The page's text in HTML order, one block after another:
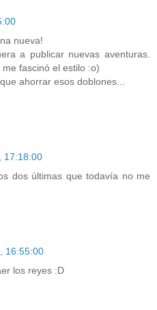
nueva!
a publicar nuevas aventuras.
fascinó el estilo :o)
ahorrar esos doblones...
17:18:00
dos últimas que todavía no me
16:55:00
los reyes :D